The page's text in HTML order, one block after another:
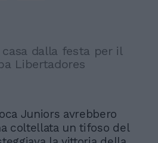
dalla festa per il
Libertadores
Juniors avrebbero
coltellata un tifoso del